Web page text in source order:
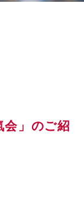
会」のご紹